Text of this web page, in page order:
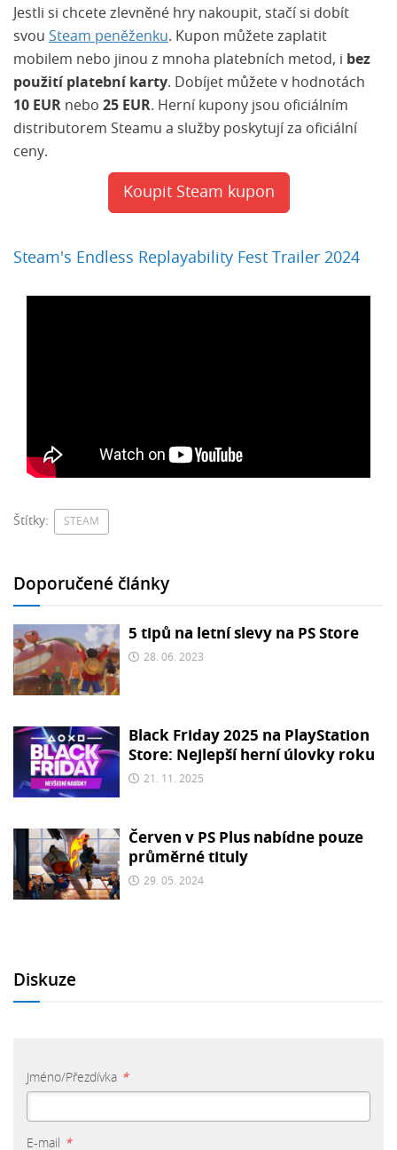
Jestli si chcete zlevněné hry nakoupit, stačí si dobít
svou Steam peněženku. Kupon můžete zaplatit
mobilem nebo jinou z mnoha platebních metod, i bez
použití platební karty. Dobíjet můžete v hodnotách
10 EUR nebo 25 EUR. Herní kupony jsou oficiálním
distributorem Steamu a služby poskytují za oficiální
ceny.
Koupit Steam kupon
Steam's Endless Replayability Fest Trailer 2024
Štítky: STEAM
Doporučené články
5 tipů na letní slevy na PS Store
28. 06. 2023
Black Friday 2025 na PlayStation
Store: Nejlepší herní úlovky roku
21. 11. 2025
Červen v PS Plus nabídne pouze
průměrné tituly
29. 05. 2024
Diskuze
Jméno/Přezdívka *
E-mail *